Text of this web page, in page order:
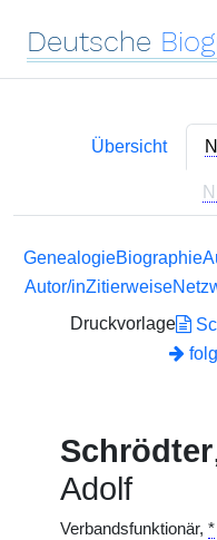
Deutsche
Übersicht
GenealogieBiographie
Autor/inZitierweise
Druckvorlage
Schrödter
Adolf
Verbandsfunktionär, *